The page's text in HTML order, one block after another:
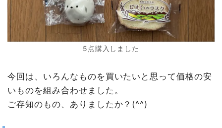
5点購入しました
今回は、いろんなものを買いたいと思って価格の安
いものを組み合わせました。
ご存知のもの、ありましたか？(^^)